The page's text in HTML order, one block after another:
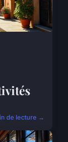
de lecture →